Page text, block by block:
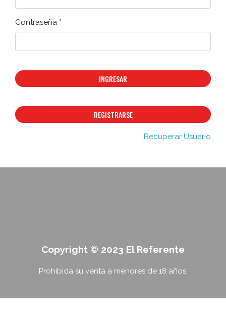
Contraseña *
INGRESAR
REGISTRARSE
Recuperar Usuario
Copyright © 2023 El Referente
Prohibida su venta a menores de 18 años.